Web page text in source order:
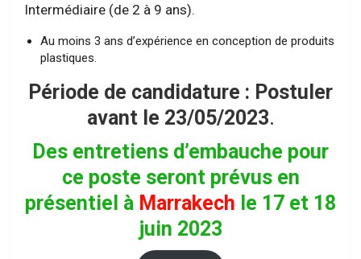
Intermédiaire (de 2 à 9 ans).
Au moins 3 ans d’expérience en conception de produits
plastiques.
Période de candidature : Postuler
avant le 23/05/2023.
Des entretiens d’embauche pour
ce poste seront prévus en
présentiel à Marrakech le 17 et 18
juin 2023